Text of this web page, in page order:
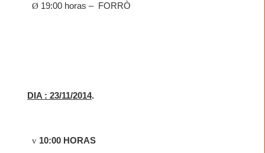
Ø 19:00 horas – FORRÒ
DIA : 23/11/2014.
v 10:00 HORAS